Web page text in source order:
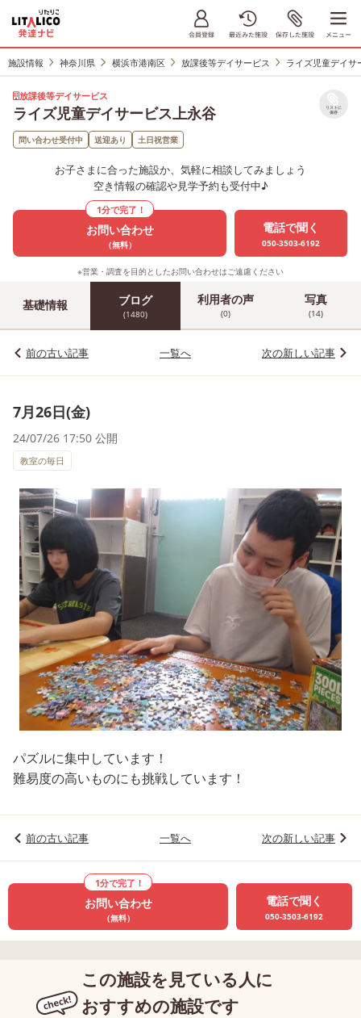
施設情報 神奈川県 横浜市港南区 放課後等デイサービス ライズ児童デイサ
放課後等デイサービス
ライズ児童デイサービス上永谷 リストに
保存
問い合わせ受付中 送迎あり 土日祝営業
お子さまに合った施設か、気軽に相談してみましょう
空き情報の確認や見学予約も受付中♪
1分で完了！
お問い合わせ
（無料）
電話で聞く
050-3503-6192
※営業・調査を目的としたお問い合わせはご遠慮ください
基礎情報 ブログ
(1480)
利用者の声
(0)
写真
(14)
前の古い記事 一覧へ 次の新しい記事
7月26日(金)
24/07/26 17:50 公開
教室の毎日
パズルに集中しています！
難易度の高いものにも挑戦しています！
前の古い記事 一覧へ 次の新しい記事
1分で完了！
お問い合わせ
（無料）
電話で聞く
050-3503-6192
この施設を見ている人に
おすすめの施設です